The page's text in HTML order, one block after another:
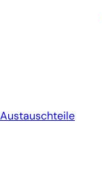
Austauschteile